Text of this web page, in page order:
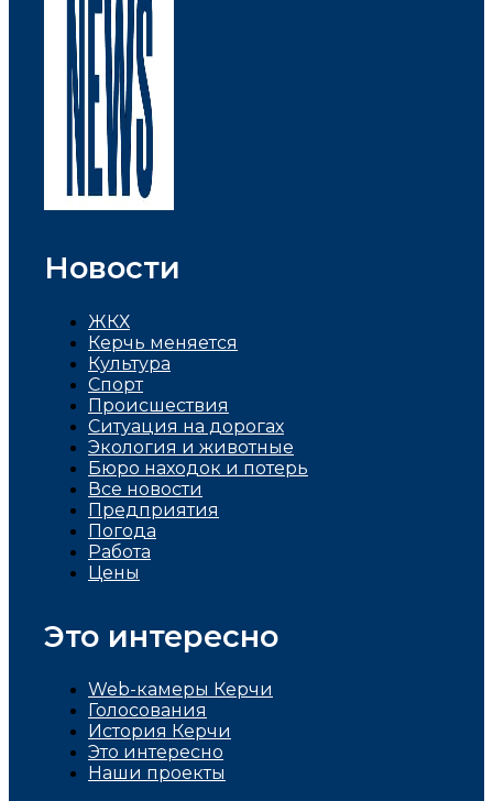
Новости
ЖКХ
Керчь меняется
Культура
Спорт
Проиcшествия
Ситуация на дорогах
Экология и животные
Бюро находок и потерь
Все новости
Предприятия
Погода
Работа
Цены
Это интересно
Web-камеры Керчи
Голосования
История Керчи
Это интересно
Наши проекты